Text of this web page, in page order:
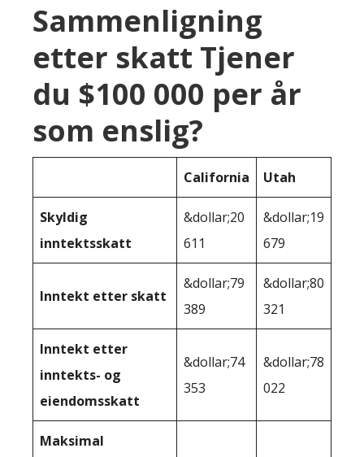
Sammenligning
etter skatt Tjener
du $100 000 per år
som enslig?
California Utah
Skyldig
inntektsskatt
&dollar;20
611
&dollar;19
679
Inntekt etter skatt
&dollar;79
389
&dollar;80
321
Inntekt etter
inntekts- og
eiendomsskatt
&dollar;74
353
&dollar;78
022
Maksimal